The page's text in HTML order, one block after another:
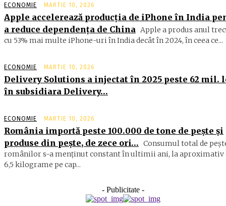
ECONOMIE MARTIE 10, 2026
Apple accelerează producția de iPhone în India
a reduce dependența de China Apple a produs anul
cu 53% mai multe iPhone-uri în India decât în 2024, în ceea ce...
ECONOMIE MARTIE 10, 2026
Delivery Solutions a injectat în 2025 peste 62 mil.
în subsidiara Delivery…
ECONOMIE MARTIE 10, 2026
România importă peste 100.000 de tone de peşte şi
produse din peşte, de zece ori… Consumul total de
ro­mâ­nilor s-a menţinut constant în ul­timii ani, la aproximativ
6,5 ki­lograme pe cap...
- Publicitate -